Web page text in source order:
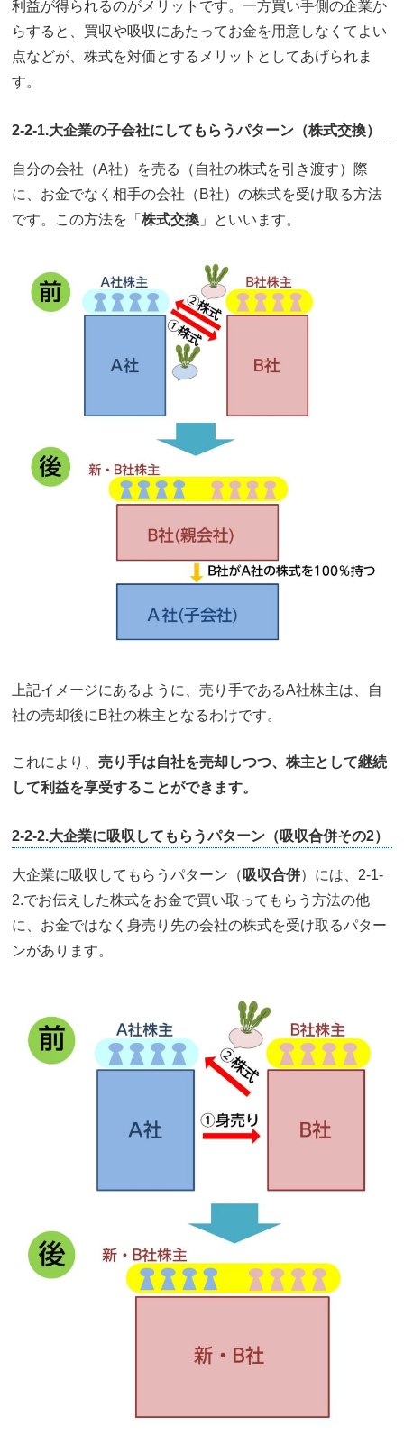
利益が得られるのがメリットです。一方買い手側の企業か
らすると、買収や吸収にあたってお金を用意しなくてよい
点などが、株式を対価とするメリットとしてあげられま
す。
2-2-1.大企業の子会社にしてもらうパターン（株式交換）
自分の会社（A社）を売る（自社の株式を引き渡す）際
に、お金でなく相手の会社（B社）の株式を受け取る方法
です。この方法を「 株式交換 」といいます。
上記イメージにあるように、売り手であるA社株主は、自
社の売却後にB社の株主となるわけです。
これにより、 売り手は自社を売却しつつ、株主として継続
して利益を享受することができます。
2-2-2.大企業に吸収してもらうパターン（吸収合併その2）
大企業に吸収してもらうパターン（ 吸収合併）には、2-1-
2.でお伝えした株式をお金で買い取ってもらう方法の他
に、お金ではなく身売り先の会社の株式を受け取るパター
ンがあります。